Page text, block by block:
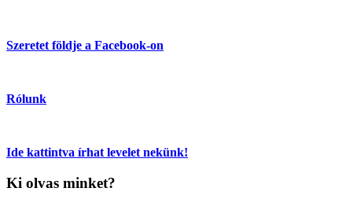
Szeretet földje a Facebook-on
Rólunk
Ide kattintva írhat levelet nekünk!
Ki olvas minket?